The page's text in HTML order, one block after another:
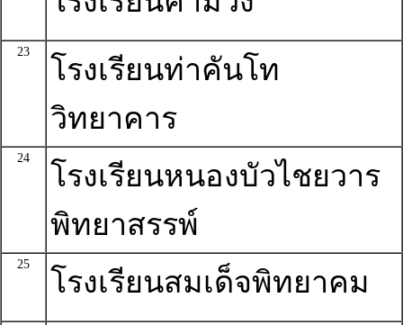
23
โรงเรียนท่าคันโท
วิทยาคาร
24
โรงเรียนหนองบัวไชยวาร
พิทยาสรรพ์
25
โรงเรียนสมเด็จพิทยาคม